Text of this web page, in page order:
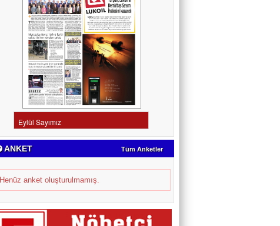
ANKET Tüm Anketler
Henüz anket oluşturulmamış.